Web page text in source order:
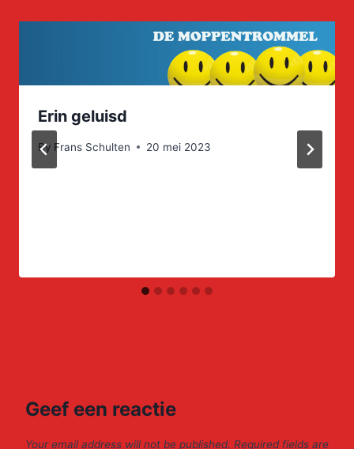
Erin geluisd
By Frans Schulten 20 mei 2023
Geef een reactie
Your email address will not be published. Required fields are